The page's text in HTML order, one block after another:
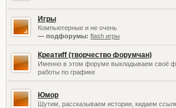
Игры
Компьютерные и не очень
— подфорумы: flash игры
Креатиff (творчество форумчан)
Именно в этом форуме выкладываем своё
работы по графике
Юмор
Шутим, рассказываем истории, кидаем